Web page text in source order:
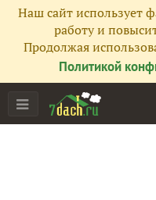
Наш сайт использует
работу и
Продолжая
Политикой